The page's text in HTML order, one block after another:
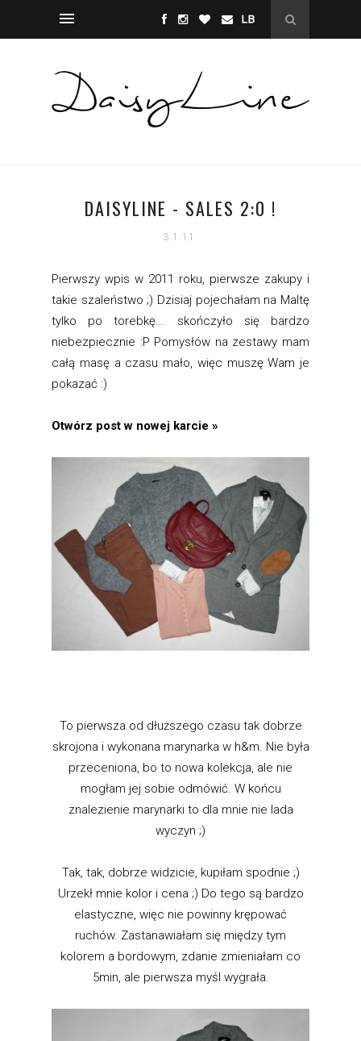
DAISYLINE - SALES 2:0 !
3.1.11
Pierwszy wpis w 2011 roku, pierwsze zakupy i
takie szaleństwo ;) Dzisiaj pojechałam na Maltę
tylko po torebkę... skończyło się bardzo
niebezpiecznie :P Pomysłów na zestawy mam
całą masę a czasu mało, więc muszę Wam je
pokazać :)
Otwórz post w nowej karcie »
To pierwsza od dłuższego czasu tak dobrze
skrojona i wykonana marynarka w h&m. Nie była
przeceniona, bo to nowa kolekcja, ale nie
mogłam jej sobie odmówić. W końcu
znalezienie marynarki to dla mnie nie lada
wyczyn ;)
Tak, tak, dobrze widzicie, kupiłam spodnie ;)
Urzekł mnie kolor i cena ;) Do tego są bardzo
elastyczne, więc nie powinny krępować
ruchów. Zastanawiałam się między tym
kolorem a bordowym, zdanie zmieniałam co
5min, ale pierwsza myśl wygrała.